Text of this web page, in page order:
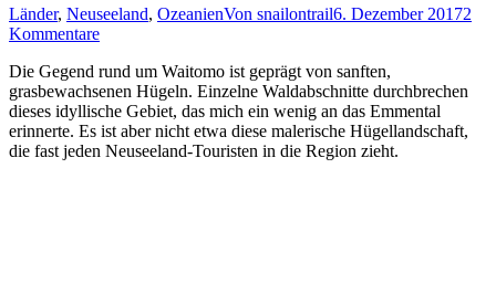
Länder, Neuseeland, OzeanienVon snailontrail6. Dezember 20172
Kommentare
Die Gegend rund um Waitomo ist geprägt von sanften,
grasbewachsenen Hügeln. Einzelne Waldabschnitte durchbrechen
dieses idyllische Gebiet, das mich ein wenig an das Emmental
erinnerte. Es ist aber nicht etwa diese malerische Hügellandschaft,
die fast jeden Neuseeland-Touristen in die Region zieht.